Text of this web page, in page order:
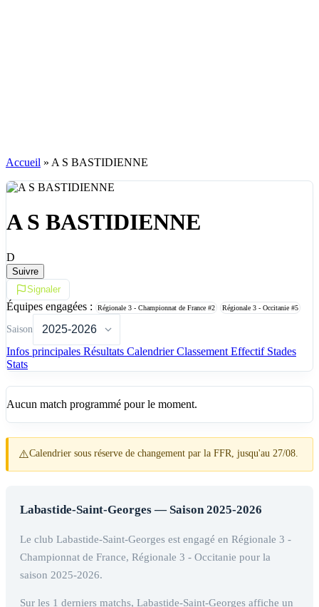
Accueil » A S BASTIDIENNE
A S BASTIDIENNE
D
Suivre
Signaler
Équipes engagées : Régionale 3 - Championnat de France #2 Régionale 3 - Occitanie #5
Saison
Infos principales Résultats CalendrierClassement Effectif Stades
Stats
Aucun match programmé pour le moment.
⚠️Calendrier sous réserve de changement par la FFR, jusqu'au 27/08.
Labastide-Saint-Georges — Saison 2025-2026
Le club Labastide-Saint-Georges est engagé en Régionale 3 -
Championnat de France, Régionale 3 - Occitanie pour la
saison 2025-2026.
Sur les 1 derniers matchs, Labastide-Saint-Georges affiche un